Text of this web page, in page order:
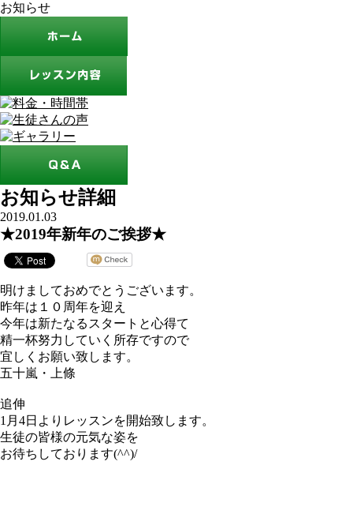
お知らせ
お知らせ詳細
2019.01.03
★2019年新年のご挨拶★
明けましておめでとうございます。
昨年は１０周年を迎え
今年は新たなるスタートと心得て
精一杯努力していく所存ですので
宜しくお願い致します。
五十嵐・上條
追伸
1月4日よりレッスンを開始致します。
生徒の皆様の元気な姿を
お待ちしております(^^)/